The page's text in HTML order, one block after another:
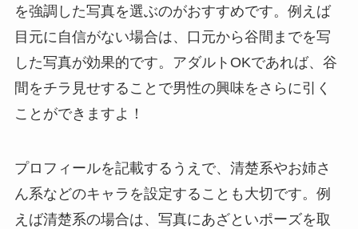
を強調した写真を選ぶのがおすすめです。例えば
目元に自信がない場合は、口元から谷間までを写
した写真が効果的です。アダルトOKであれば、谷
間をチラ見せすることで男性の興味をさらに引く
ことができますよ！
プロフィールを記載するうえで、清楚系やお姉さ
ん系などのキャラを設定することも大切です。例
えば清楚系の場合は、写真にあざといポーズを取